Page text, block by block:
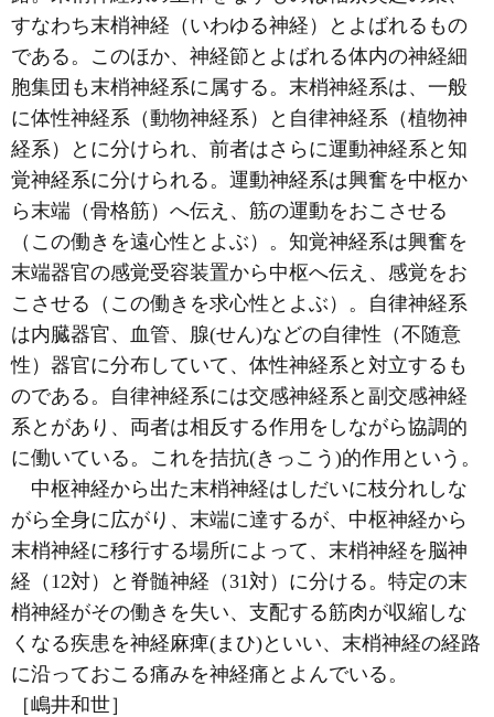
すなわち末梢神経（いわゆる神経）とよばれるもの
である。このほか、神経節とよばれる体内の神経細
胞集団も末梢神経系に属する。末梢神経系は、一般
に体性神経系（動物神経系）と自律神経系（植物神
経系）とに分けられ、前者はさらに運動神経系と知
覚神経系に分けられる。運動神経系は興奮を中枢か
ら末端（骨格筋）へ伝え、筋の運動をおこさせる
（この働きを遠心性とよぶ）。知覚神経系は興奮を
末端器官の感覚受容装置から中枢へ伝え、感覚をお
こさせる（この働きを求心性とよぶ）。自律神経系
は内臓器官、血管、腺(せん)などの自律性（不随意
性）器官に分布していて、体性神経系と対立するも
のである。自律神経系には交感神経系と副交感神経
系とがあり、両者は相反する作用をしながら協調的
に働いている。これを拮抗(きっこう)的作用という。
中枢神経から出た末梢神経はしだいに枝分れしな
がら全身に広がり、末端に達するが、中枢神経から
末梢神経に移行する場所によって、末梢神経を脳神
経（12対）と脊髄神経（31対）に分ける。特定の末
梢神経がその働きを失い、支配する筋肉が収縮しな
くなる疾患を神経麻痺(まひ)といい、末梢神経の経路
に沿っておこる痛みを神経痛とよんでいる。
［嶋井和世］